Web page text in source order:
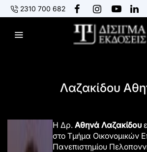
2310 700 682
Λαζακίδου
Η Δρ. Αθηνά Λαζακίδου
στο Τμήμα Οικονομικών
Πανεπιστημίου